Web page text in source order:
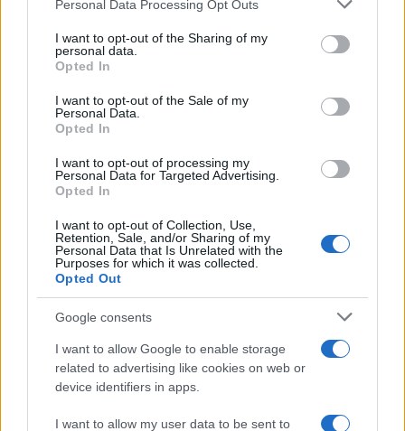
Personal Data Processing Opt Outs
I want to opt-out of the Sharing of my
personal data.
Opted In
I want to opt-out of the Sale of my
Personal Data.
Opted In
I want to opt-out of processing my
Personal Data for Targeted Advertising.
Opted In
I want to opt-out of Collection, Use,
Retention, Sale, and/or Sharing of my
Personal Data that Is Unrelated with the
Purposes for which it was collected.
Opted Out
Google consents
I want to allow Google to enable storage
related to advertising like cookies on web or
device identifiers in apps.
I want to allow my user data to be sent to
Rompighiaccio Trump a Davos.
Stasera Red Pill episodio 62
diAtlantico Quotidiano
22 Gennaio 2026, 13:17